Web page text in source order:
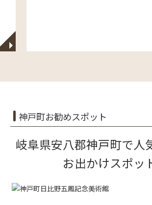
◥
神戸町お勧めスポット
岐阜県安八郡神戸町で人
お出かけスポッ